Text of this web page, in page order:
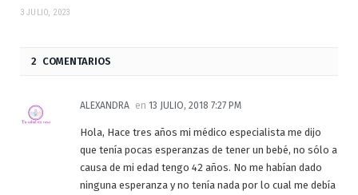
3 JULIO, 2023
2 COMENTARIOS
ALEXANDRA en 13 JULIO, 2018 7:27 PM
Hola, Hace tres años mi médico especialista me dijo
que tenía pocas esperanzas de tener un bebé, no sólo a
causa de mi edad tengo 42 años. No me habían dado
ninguna esperanza y no tenía nada por lo cual me debía